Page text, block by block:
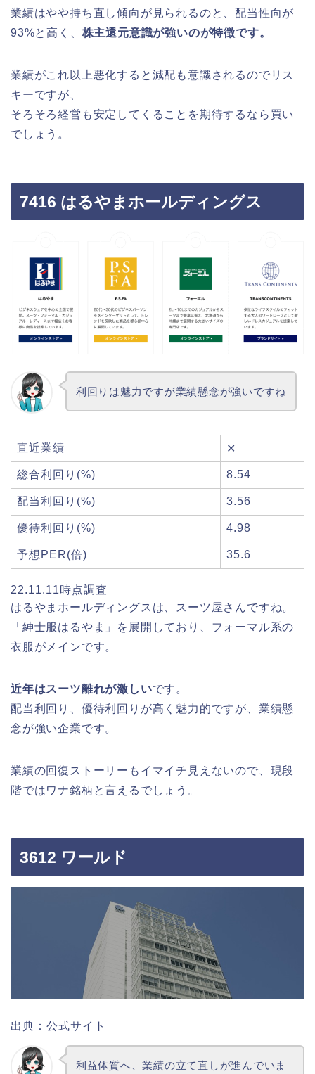
業績はやや持ち直し傾向が見られるのと、配当性向が
93%と高く、 株主還元意識が強いのが特徴です。
業績がこれ以上悪化すると減配も意識されるのでリス
キーですが、
そろそろ経営も安定してくることを期待するなら買い
でしょう。
7416 はるやまホールディングス
利回りは魅力ですが業績懸念が強いですね
直近業績 ✕
総合利回り(%) 8.54
配当利回り(%) 3.56
優待利回り(%) 4.98
予想PER(倍) 35.6
22.11.11時点調査
はるやまホールディングスは、スーツ屋さんですね。
「紳士服はるやま」を展開しており、フォーマル系の
衣服がメインです。
近年はスーツ離れが激しいです。
配当利回り、優待利回りが高く魅力的ですが、業績懸
念が強い企業です。
業績の回復ストーリーもイマイチ見えないので、現段
階ではワナ銘柄と言えるでしょう。
3612 ワールド
出典：公式サイト
利益体質へ、業績の立て直しが進んでいま